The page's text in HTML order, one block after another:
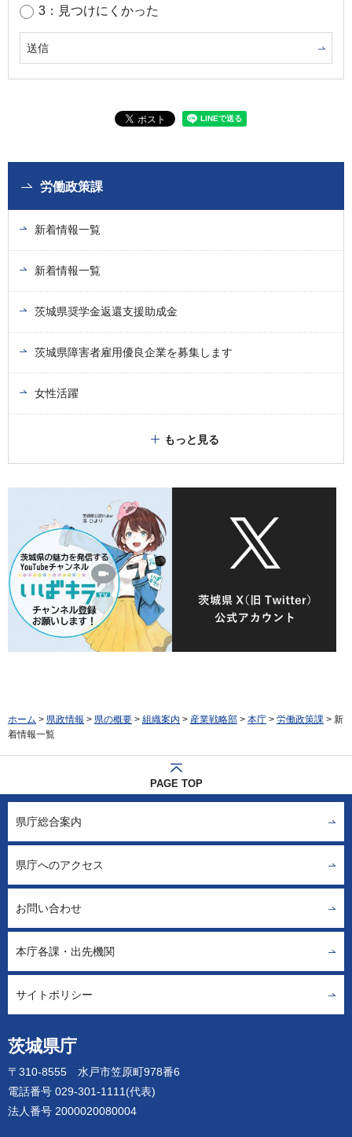
3：見つけにくかった
労働政策課
新着情報一覧
新着情報一覧
茨城県奨学金返還支援助成金
茨城県障害者雇用優良企業を募集します
女性活躍
もっと見る
ホーム > 県政情報 > 県の概要 > 組織案内 > 産業戦略部 > 本庁 > 労働政策課 > 新
着情報一覧
PAGE TOP
茨城県庁
〒310-8555 水戸市笠原町978番6
電話番号 029-301-1111(代表)
法人番号 2000020080004
県庁総合案内
県庁へのアクセス
お問い合わせ
本庁各課・出先機関
サイトポリシー